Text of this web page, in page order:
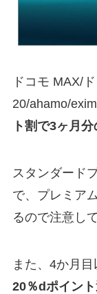
ドコモ MAX/
20/ahamo/
ト割で3ヶ月
スタンダード
で、プレミア
るので注意し
また、4か月
20％dポイン